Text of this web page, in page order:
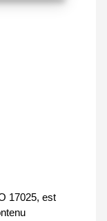
17025, est